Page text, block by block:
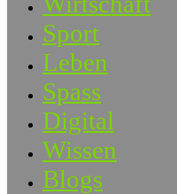
Sport
Leben
Spass
Digital
Wissen
Blogs